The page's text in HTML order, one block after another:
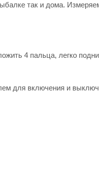
так и дома.
4 пальца, легко
для включения и